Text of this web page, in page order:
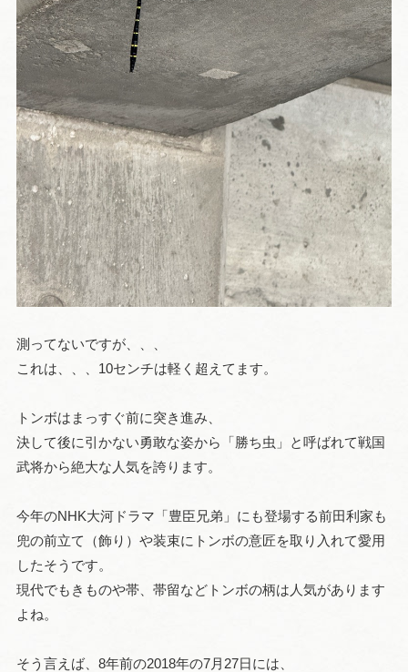
測ってないですが、、、
これは、、、10センチは軽く超えてます。
トンボはまっすぐ前に突き進み、
決して後に引かない勇敢な姿から「勝ち虫」と呼ばれて戦国
武将から絶大な人気を誇ります。
今年のNHK大河ドラマ「豊臣兄弟」にも登場する前田利家も
兜の前立て（飾り）や装束にトンボの意匠を取り入れて愛用
したそうです。
現代でもきものや帯、帯留などトンボの柄は人気があります
よね。
そう言えば、8年前の2018年の7月27日には、